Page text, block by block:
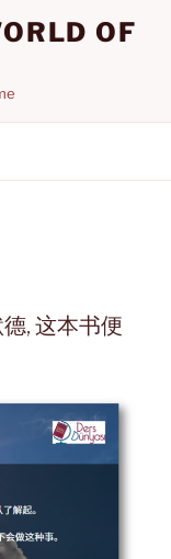
OF
, 这本书便